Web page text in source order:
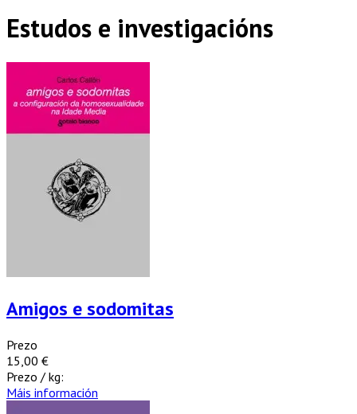
Estudos e investigacións
Amigos e sodomitas
Prezo
15,00 €
Prezo / kg:
Máis información